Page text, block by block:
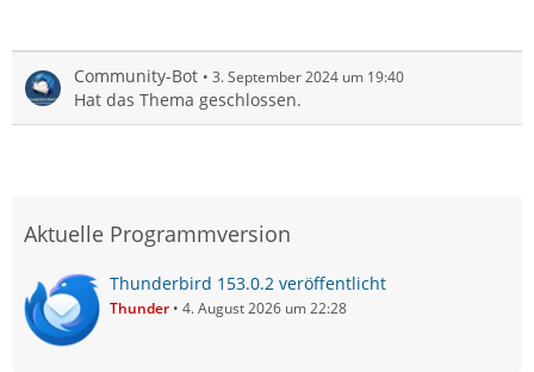
Community-Bot 3. September 2024 um 19:40
Hat das Thema geschlossen.
Aktuelle Programmversion
Thunderbird 153.0.2 veröffentlicht
Thunder 4. August 2026 um 22:28